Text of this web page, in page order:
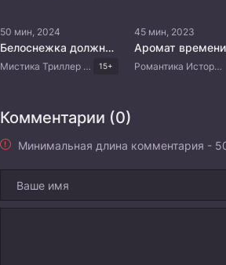
50 мин, 2024
Белоснежка должна умереть
Мистика Триллер Драма Корейские дорамы 15+
45 мин, 2023
Аромат времени
Романтика Исторический Фэнтези Драма Китайские дорамы
Комментарии (0)
Минимальная длина комментария -